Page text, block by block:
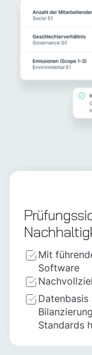
Mit
Software
Standards